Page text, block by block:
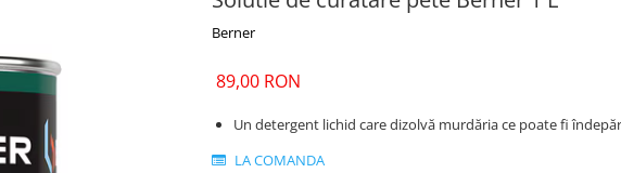
Berner
89,00 RON
Un detergent lichid care dizolvă murdăria ce poate fi
LA COMANDA